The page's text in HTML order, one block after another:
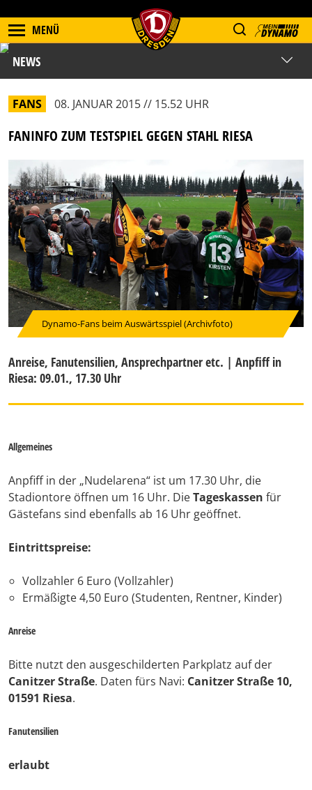
MENÜ
NEWS
FANS 08. JANUAR 2015 // 15.52 UHR
FANINFO ZUM TESTSPIEL GEGEN STAHL RIESA
Dynamo-Fans beim Auswärtsspiel (Archivfoto)
Anreise, Fanutensilien, Ansprechpartner etc. | Anpfiff in
Riesa: 09.01., 17.30 Uhr
Allgemeines
Anpfiff in der „Nudelarena“ ist um 17.30 Uhr, die
Stadiontore öffnen um 16 Uhr. DieTageskassen für
Gästefans sind ebenfalls ab 16 Uhr geöffnet.
Eintrittspreise:
Vollzahler 6 Euro (Vollzahler)
Ermäßigte 4,50 Euro (Studenten, Rentner, Kinder)
Anreise
Bitte nutzt den ausgeschilderten Parkplatz auf der
Canitzer Straße. Daten fürs Navi: Canitzer Straße 10,
01591 Riesa.
Fanutensilien
erlaubt